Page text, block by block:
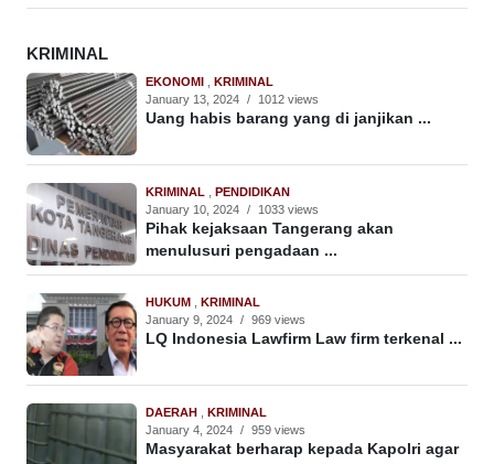
KRIMINAL
EKONOMI
KRIMINAL
January 13, 2024 / 1012 views
Uang habis barang yang di janjikan ...
KRIMINAL
PENDIDIKAN
January 10, 2024 / 1033 views
Pihak kejaksaan Tangerang akan
menulusuri pengadaan ...
HUKUM
KRIMINAL
January 9, 2024 / 969 views
LQ Indonesia Lawfirm Law firm terkenal ...
DAERAH
KRIMINAL
January 4, 2024 / 959 views
Masyarakat berharap kepada Kapolri agar